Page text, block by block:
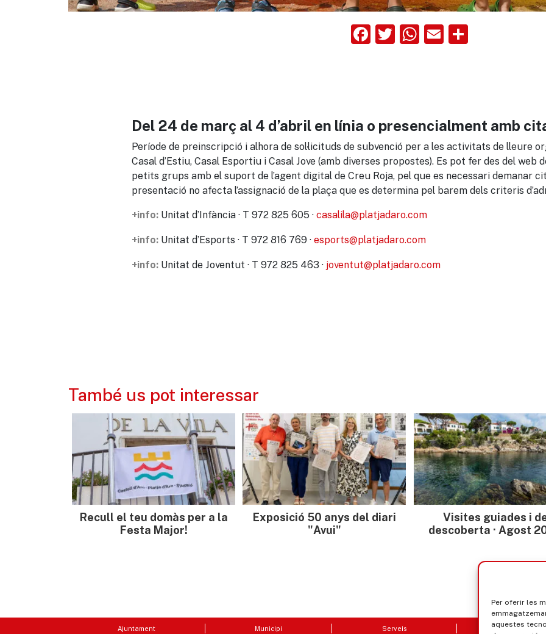
Per oferir les
aquestes
Facebook
Twitter
WhatsApp
Email
Del 24 de març al 4 d’abril en línia o presencialment amb
Període de preinscripció i alhora de sol·licituds de subvenció per a les activitats de lleure
Casal d’Estiu, Casal Esportiu i Casal Jove (amb diverses propostes). Es pot fer des del web
petits grups amb el suport de l’agent digital de Creu Roja, pel que es necessari demanar
presentació no afecta l’assignació de la plaça que es determina pel barem dels criteris
+info: Unitat d’Infància · T 972 825 605 · casalila@platjadaro.com
+info: Unitat d’Esports · T 972 816 769 · esports@platjadaro.com
+info: Unitat de Joventut · T 972 825 463 · joventut@platjadaro.com
També us pot interessar
Recull el teu domàs per a la
Festa Major!
Exposició 50 anys del diari
"Avui"
Visites guiades i
descoberta · Agost
Ajuntament Municipi Serveis Seu